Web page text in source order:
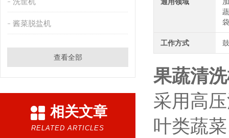
酱菜脱盐机
查看全部
相关文章
RELATED ARTICLES
工作方式
果蔬清
采用高
叶类蔬